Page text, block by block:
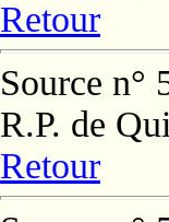
Retour
Source n°
R.P. de
Retour